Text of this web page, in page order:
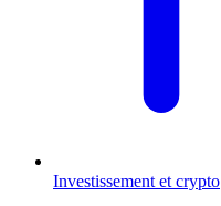
Investissement et crypto